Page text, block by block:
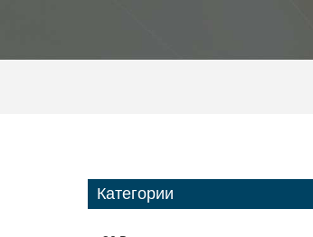
Категории